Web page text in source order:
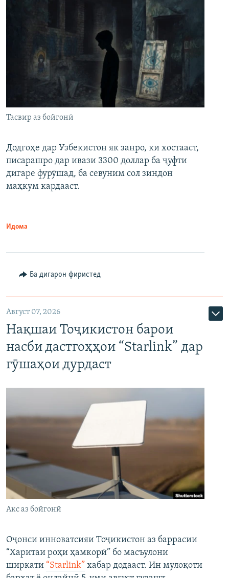
Тасвир аз бойгонӣ
Додгоҳе дар Узбекистон як занро, ки хостааст,
писарашро дар ивази 3300 доллар ба ҷуфти
дигаре фурӯшад, ба севуним сол зиндон
маҳкум кардааст.
Идома
Ба дигарон фиристед
Август 07, 2026
Нақшаи Тоҷикистон барои
насби дастгоҳҳои “Starlink” дар
гӯшаҳои дурдаст
Акс аз бойгонӣ
Оҷонси инноватсияи Тоҷикистон аз баррасии
“Харитаи роҳи ҳамкорӣ” бо масъулони
ширкати “Starlink” хабар додааст. Ин мулоқоти